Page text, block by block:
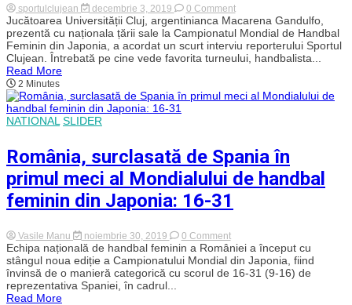
sportulclujean decembrie 3, 2019 0 Commenton
Corespondență
din
Japonia.
Argentinianca
Macarena
de
Campionatul
Mondial
din
Japonia,
România
–
VIDEO
EXCLUSIV
Jucătoarea Universității Cluj, argentinianca Macarena Gandulfo,
prezentă cu naționala țării sale la Campionatul Mondial de Handbal
Feminin din Japonia, a acordat un scurt interviu reporterului Sportul
Clujean. Întrebată pe cine vede favorita turneului, handbalista...
Read More
2 Minutes
NATIONAL SLIDER
România, surclasată de Spania în
primul meci al Mondialului de handbal
feminin din Japonia: 16-31
Vasile Manu noiembrie 30, 2019 0 Commenton
România,
surclasată
de
Spania
Echipa națională de handbal feminin a României a început cu
stângul noua ediție a Campionatului Mondial din Japonia, fiind
învinsă de o manieră categorică cu scorul de 16-31 (9-16) de
reprezentativa Spaniei, în cadrul...
Read More